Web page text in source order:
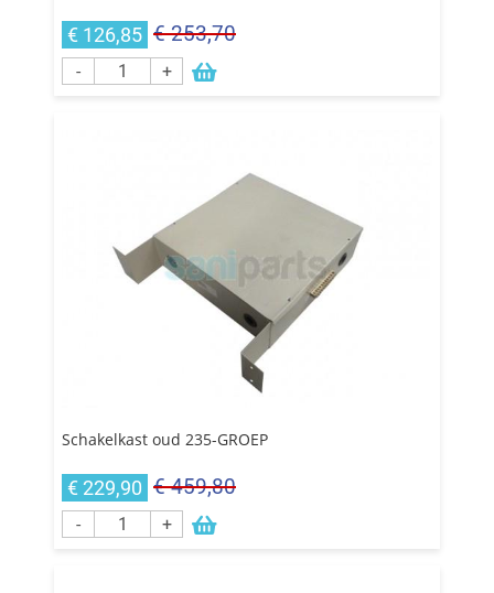
€ 126,85 € 253,70
- +
Schakelkast oud 235-GROEP
€ 229,90 € 459,80
- +